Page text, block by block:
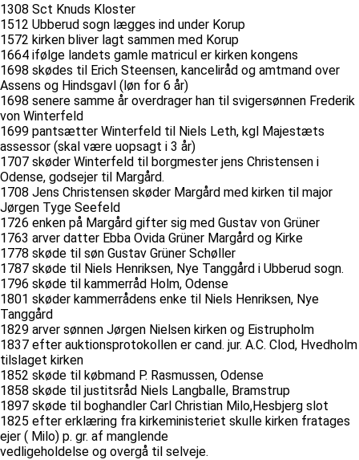
1308 Sct Knuds Kloster
1512 Ubberud sogn lægges ind under Korup
1572 kirken bliver lagt sammen med Korup
1664 ifølge landets gamle matricul er kirken kongens
1698 skødes til Erich Steensen, kanceliråd og amtmand over
Assens og Hindsgavl (løn for 6 år)
1698 senere samme år overdrager han til svigersønnen Frederik
von Winterfeld
1699 pantsætter Winterfeld til Niels Leth, kgl Majestæts
assessor (skal være uopsagt i 3 år)
1707 skøder Winterfeld til borgmester jens Christensen i
Odense, godsejer til Margård.
1708 Jens Christensen skøder Margård med kirken til major
Jørgen Tyge Seefeld
1726 enken på Margård gifter sig med Gustav von Grüner
1763 arver datter Ebba Ovida Grüner Margård og Kirke
1778 skøde til søn Gustav Grüner Schøller
1787 skøde til Niels Henriksen, Nye Tanggård i Ubberud sogn.
1796 skøde til kammerråd Holm, Odense
1801 skøder kammerrådens enke til Niels Henriksen, Nye
Tanggård
1829 arver sønnen Jørgen Nielsen kirken og Eistrupholm
1837 efter auktionsprotokollen er cand. jur. A.C. Clod, Hvedholm
tilslaget kirken
1852 skøde til købmand P. Rasmussen, Odense
1858 skøde til justitsråd Niels Langballe, Bramstrup
1897 skøde til boghandler Carl Christian Milo,Hesbjerg slot
1825 efter erklæring fra kirkeministeriet skulle kirken fratages
ejer ( Milo) p. gr. af manglende
vedligeholdelse og overgå til selveje.